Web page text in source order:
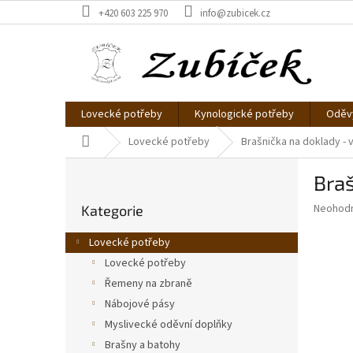
na
+420 603 225 970 info@zubicek.cz
Lovecké potřeby Kynologické potřeby
Domů Lovecké potřeby Brašnička na doklady -
r
a
kategorie
Kategorie
Lovecké potřeby
Lovecké potřeby
Řemeny na zbraně
Nábojové pásy
Myslivecké oděvní doplňky
Brašny a batohy